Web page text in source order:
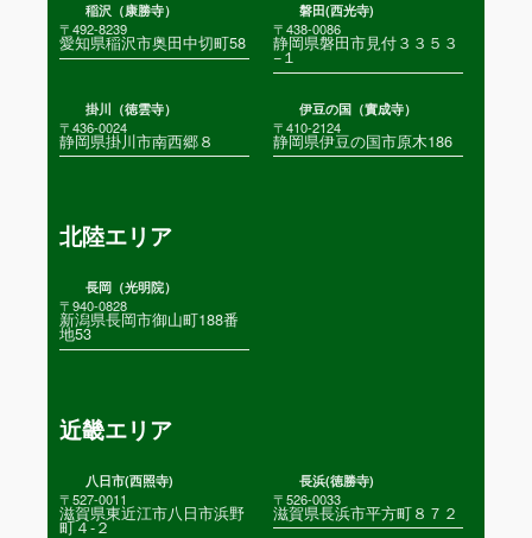
稲沢（康勝寺）
〒492-8239
愛知県稲沢市奥田中切町58
磐田(西光寺)
〒438-0086
静岡県磐田市見付３３５３
−１
掛川（徳雲寺）
〒436-0024
静岡県掛川市南西郷８
伊豆の国（實成寺）
〒410-2124
静岡県伊豆の国市原木186
北陸エリア
長岡（光明院）
〒940-0828
新潟県長岡市御山町188番
地53
近畿エリア
八日市(西照寺)
〒527-0011
滋賀県東近江市八日市浜野
町４-２
長浜(徳勝寺)
〒526-0033
滋賀県長浜市平方町８７２